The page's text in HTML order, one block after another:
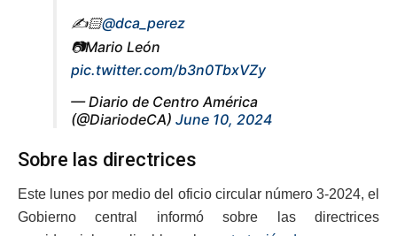
✍️🏻@dca_perez
📷Mario León
pic.twitter.com/b3n0TbxVZy
— Diario de Centro América
(@DiariodeCA) June 10, 2024
Sobre las directrices
Este lunes por medio del oficio circular número 3-2024, el
Gobierno central informó sobre las directrices